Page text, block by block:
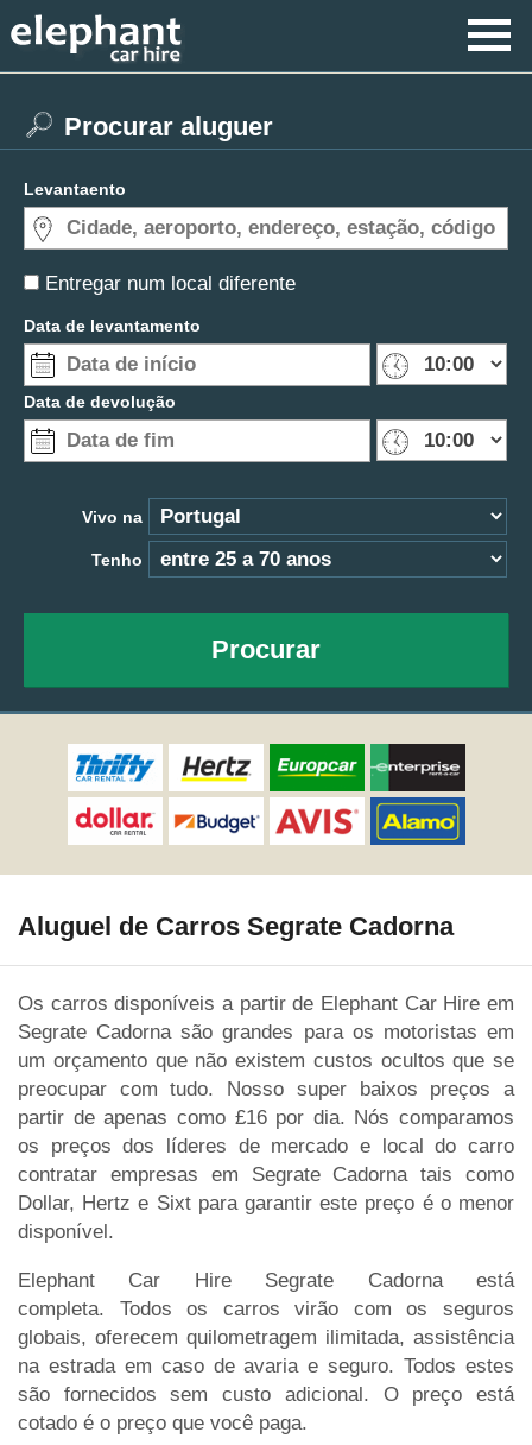
Entregar num local diferente
Procurar aluguer
Levantaento
Data de levantamento
Data de devolução
Vivo na
Tenho
Procurar
Aluguel de Carros Segrate Cadorna
Os carros disponíveis a partir de Elephant Car Hire em
Segrate Cadorna são grandes para os motoristas em
um orçamento que não existem custos ocultos que se
preocupar com tudo. Nosso super baixos preços a
partir de apenas como £16 por dia. Nós comparamos
os preços dos líderes de mercado e local do carro
contratar empresas em Segrate Cadorna tais como
Dollar, Hertz e Sixt para garantir este preço é o menor
disponível.
Elephant Car Hire Segrate Cadorna está
completa. Todos os carros virão com os seguros
globais, oferecem quilometragem ilimitada, assistência
na estrada em caso de avaria e seguro. Todos estes
são fornecidos sem custo adicional. O preço está
cotado é o preço que você paga.